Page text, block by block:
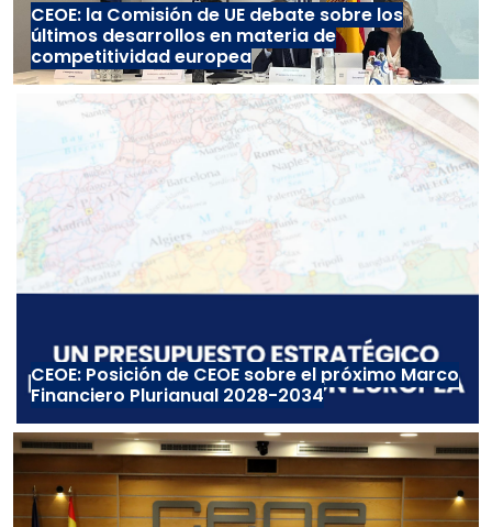
CEOE: la Comisión de UE debate sobre los
últimos desarrollos en materia de
competitividad europea
CEOE: Posición de CEOE sobre el próximo Marco
Financiero Plurianual 2028-2034